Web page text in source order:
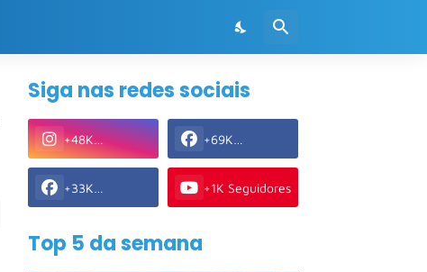
Siga nas redes sociais
+48K
Seguidores
+69K
Seguidores
+33K
Seguidores
+1K Seguidores
Top 5 da semana